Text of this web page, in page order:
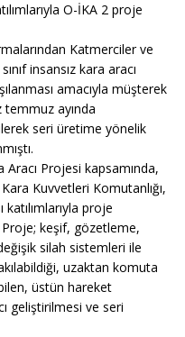
O-İKA 2 proje
Katmerciler ve
insansız kara aracı
amacıyla müşterek
ayında
seri üretime yönelik
Aracı Projesi kapsamında,
Kuvvetleri Komutanlığı,
proje
Proje; keşif, gözetleme,
silah sistemleri ile
uzaktan komuta
üstün hareket
geliştirilmesi ve seri